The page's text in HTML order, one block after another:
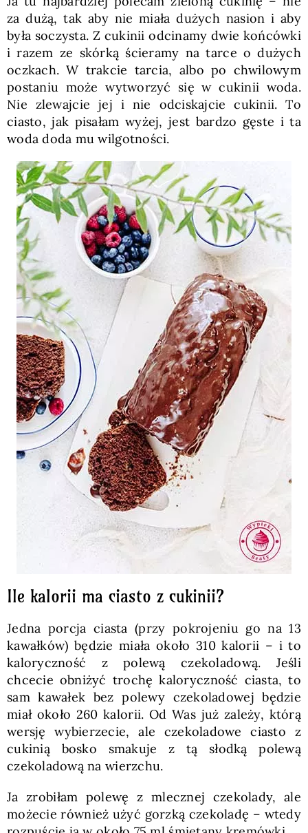
za dużą, tak aby nie miała dużych nasion i aby
była soczysta. Z cukinii odcinamy dwie końcówki
i razem ze skórką ścieramy na tarce o dużych
oczkach. W trakcie tarcia, albo po chwilowym
postaniu może wytworzyć się w cukinii woda.
Nie zlewajcie jej i nie odciskajcie cukinii. To
ciasto, jak pisałam wyżej, jest bardzo gęste i ta
woda doda mu wilgotności.
Ile kalorii ma ciasto z cukinii?
Jedna porcja ciasta (przy pokrojeniu go na 13
kawałków) będzie miała około 310 kalorii – i to
kaloryczność z polewą czekoladową. Jeśli
chcecie obniżyć trochę kaloryczność ciasta, to
sam kawałek bez polewy czekoladowej będzie
miał około 260 kalorii. Od Was już zależy, którą
wersję wybierzecie, ale czekoladowe ciasto z
cukinią bosko smakuje z tą słodką polewą
czekoladową na wierzchu.
Ja zrobiłam polewę z mlecznej czekolady, ale
możecie również użyć gorzką czekoladę – wtedy